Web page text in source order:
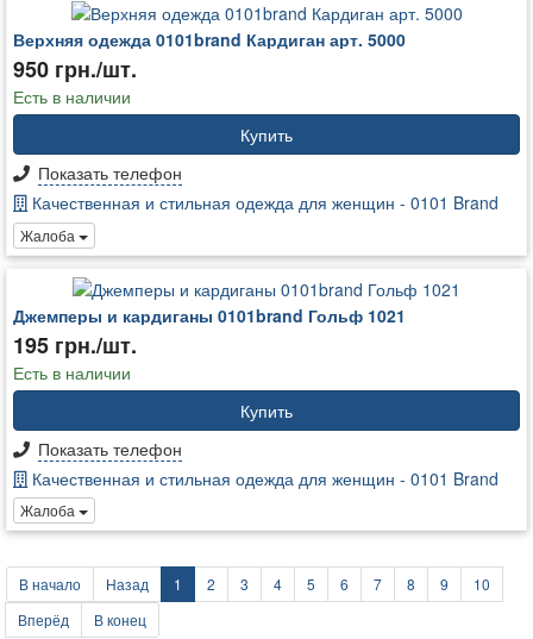
Верхняя одежда 0101brand Кардиган арт. 5000
950 грн./шт.
Есть в наличии
Купить
Показать телефон
Качественная и стильная одежда для женщин - 0101 Brand
Жалоба
Джемперы и кардиганы 0101brand Гольф 1021
195 грн./шт.
Есть в наличии
Купить
Показать телефон
Качественная и стильная одежда для женщин - 0101 Brand
Жалоба
В начало Назад 1 2 3 4 5 6 7 8 9
10
Вперёд
В конец